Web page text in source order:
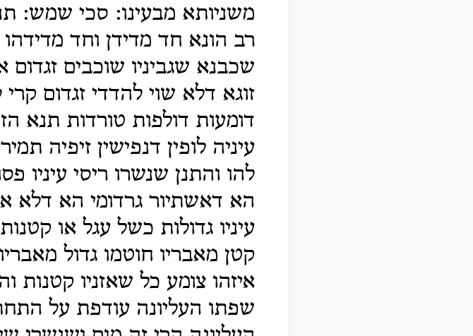
משניותא מבעינו: סכי שמש:
רב הונא חד מדידן וחד מדידהו
שכבנא שגביניו שוכבים
זוגא דלא שוי להדדי זגדום קרי
דומעות דולפות טורדות תנא
עיניה לופין דנפישין זיפיה
להו והתנן שנשרו ריסי עיניו
הא דאשתיור גרדומי הא דלא
עיניו גדולות כשל עגל או
קטן מאבריו חוטמו גדול
איזהו צומע כל שאזניו קטנות
שפתו העליונה עודפת על